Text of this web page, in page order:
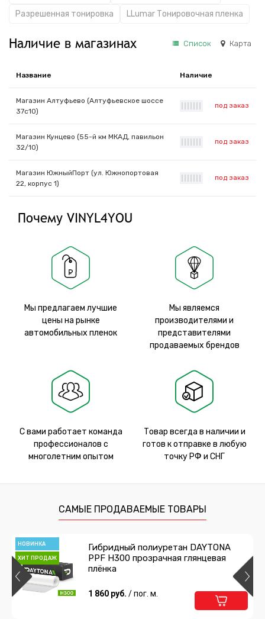
Разрешенная тонировка
LLumar Тонировочная пленка
Наличие в магазинах Список Карта
Название Наличие
Магазин Алтуфьево (Алтуфьевское шоссе
37с10)
под заказ
Магазин Кунцево (55-й км МКАД, павильон
32/10)
под заказ
Магазин ЮжныйПорт (ул. Южнопортовая
22, корпус 1)
под заказ
Почему VINYL4YOU
Мы предлагаем лучшие
цены на рынке
автомобильных пленок
Мы являемся
производителями и
представителями
продаваемых брендов
С вами работает команда
профессионалов с
многолетним опытом
Товар всегда в наличии и
готов к отправке в любую
точку РФ и СНГ
САМЫЕ ПРОДАВАЕМЫЕ ТОВАРЫ
НОВИНКА
ХИТ ПРОДАЖ
Гибридный полиуретан DAYTONA
PPF H300 прозрачная глянцевая
плёнка
1 860 руб. / пог. м.